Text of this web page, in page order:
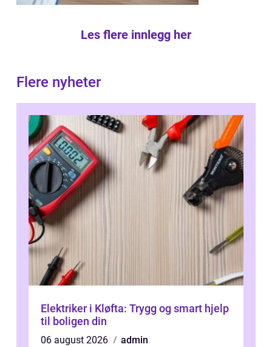
Les flere innlegg her
Flere nyheter
Elektriker i Kløfta: Trygg og smart hjelp
til boligen din
06 august 2026
admin